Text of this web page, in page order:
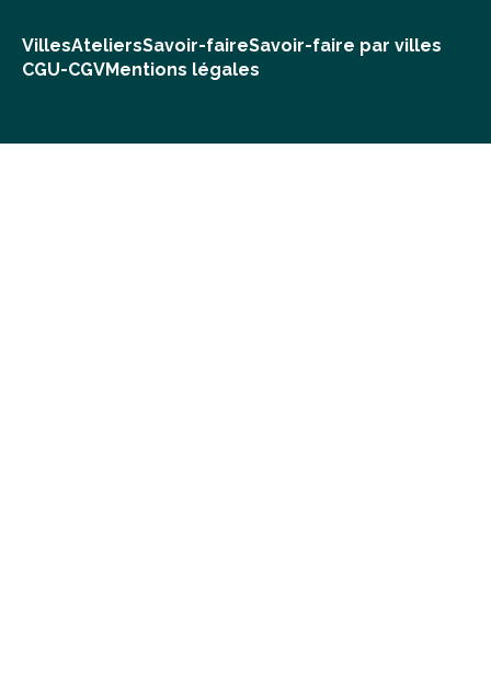
VillesAteliersSavoir-faireSavoir-faire par villes
CGU-CGVMentions légales